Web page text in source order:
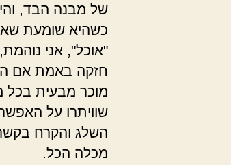
של מבנה הבד,
כשהיא שומעת
"אוכל", אני
חזקה באמת אם
מוכר מבעית בכל
שוויתרו על
השלג והקרח
מכלה הכל.